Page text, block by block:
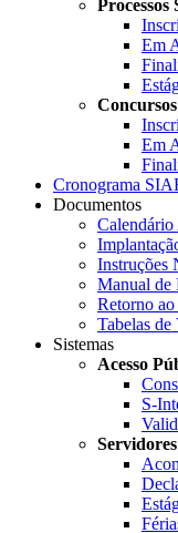
Processos
Em
Em
Cronograma
Documentos
Instruções
Manual de
Retorno
Tabelas de
Sistemas
Acesso
S-